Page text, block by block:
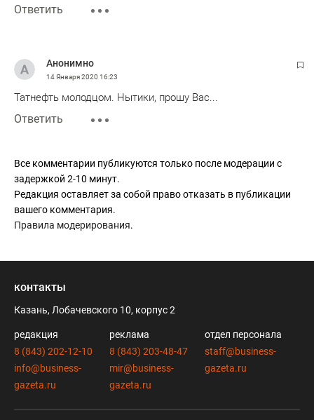
Ответить
Анонимно
14 Января 2020 16:23
Татнефть молодцом. Нытики, прошу Вас...
Ответить
Все комментарии публикуются только после модерации с
задержкой 2-10 минут.
Редакция оставляет за собой право отказать в публикации
вашего комментария.
Правила модерирования.
контакты
Казань, Лобачевского 10, корпус 2
редакция
8 (843) 202-12-10
info@business-
gazeta.ru
реклама
8 (843) 203-48-47
mir@business-
gazeta.ru
отдел персонала
staff@business-
gazeta.ru